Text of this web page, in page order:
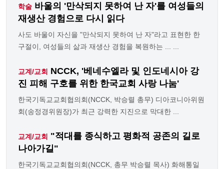
학술 바울의 '만삭되지 못하여 난 자'를 여성들의
재생산 경험으로 다시 읽다
사도 바울이 자신을 "만삭되지 못하여 난 자"라고 표현한 한
구절이, 여성들의 삶과 재생산 경험을 복원하는 ... ...
교계/교회 NCCK, '베네수엘라 및 인도네시아 강
진 피해 구호를 위한 한국교회 사랑 나눔'
한국기독교교회협의회(NCCK, 박승렬 총무) 디아코니아위원
회(송정경위원장)가 최근 강력한 지진으로 막대한 ...
교계/교회 "적대를 종식하고 평화적 공존의 길로
나아가길"
한국기독교교회협의회(NCCK, 총무 박승렬 목사) 화해통일